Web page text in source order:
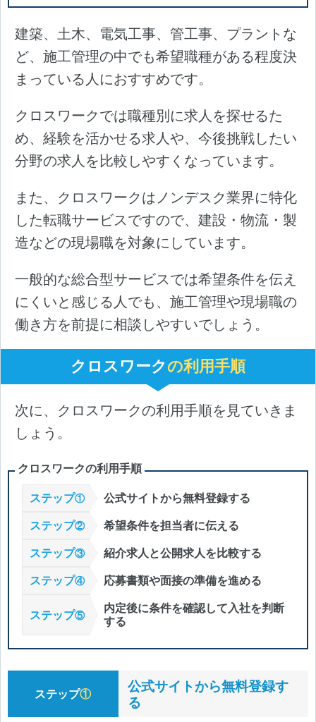
建築、土木、電気工事、管工事、プラントな
ど、施工管理の中でも希望職種がある程度決
まっている人におすすめです。
クロスワークでは職種別に求人を探せるた
め、経験を活かせる求人や、今後挑戦したい
分野の求人を比較しやすくなっています。
また、クロスワークはノンデスク業界に特化
した転職サービスですので、建設・物流・製
造などの現場職を対象にしています。
一般的な総合型サービスでは希望条件を伝え
にくいと感じる人でも、施工管理や現場職の
働き方を前提に相談しやすいでしょう。
クロスワークの利用手順
次に、クロスワークの利用手順を見ていきま
しょう。
クロスワークの利用手順
ステップ①
公式サイトから無料登録する
ステップ②
希望条件を担当者に伝える
ステップ③
紹介求人と公開求人を比較する
ステップ④ 応募書類や面接の準備を進める
ステップ⑤
内定後に条件を確認して入社を判断
する
ステップ①
公式サイトから無料登録す
る